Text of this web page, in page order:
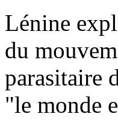
Lénine
du
parasitaire
"le monde